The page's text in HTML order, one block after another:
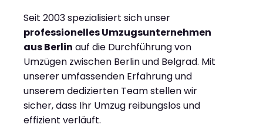
Seit 2003 spezialisiert sich unser
professionelles Umzugsunternehmen
aus Berlin auf die Durchführung von
Umzügen zwischen Berlin und Belgrad. Mit
unserer umfassenden Erfahrung und
unserem dedizierten Team stellen wir
sicher, dass Ihr Umzug reibungslos und
effizient verläuft.